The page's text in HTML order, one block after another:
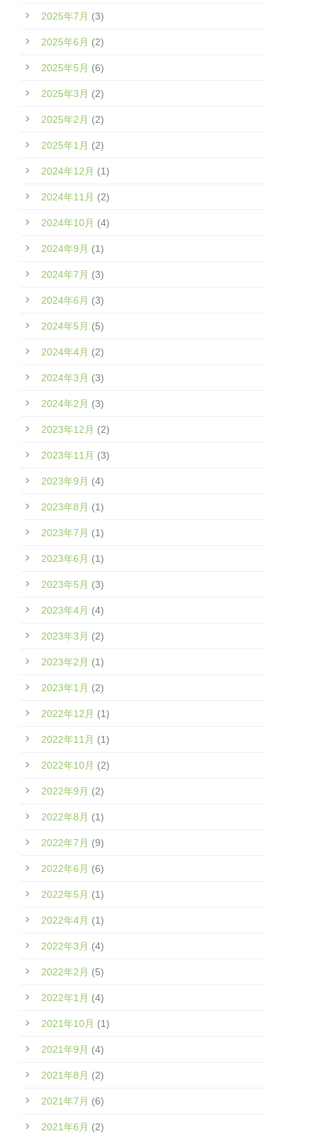
2025年7月 (3)
2025年6月 (2)
2025年5月 (6)
2025年3月 (2)
2025年2月 (2)
2025年1月 (2)
2024年12月 (1)
2024年11月 (2)
2024年10月 (4)
2024年9月 (1)
2024年7月 (3)
2024年6月 (3)
2024年5月 (5)
2024年4月 (2)
2024年3月 (3)
2024年2月 (3)
2023年12月 (2)
2023年11月 (3)
2023年9月 (4)
2023年8月 (1)
2023年7月 (1)
2023年6月 (1)
2023年5月 (3)
2023年4月 (4)
2023年3月 (2)
2023年2月 (1)
2023年1月 (2)
2022年12月 (1)
2022年11月 (1)
2022年10月 (2)
2022年9月 (2)
2022年8月 (1)
2022年7月 (9)
2022年6月 (6)
2022年5月 (1)
2022年4月 (1)
2022年3月 (4)
2022年2月 (5)
2022年1月 (4)
2021年10月 (1)
2021年9月 (4)
2021年8月 (2)
2021年7月 (6)
2021年6月 (2)